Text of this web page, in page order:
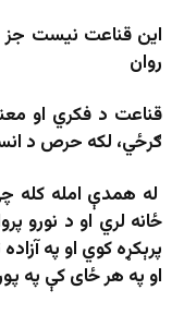
این قناعت نیست جز
روان
قناعت د فکري او
ګرځي، لکه حرص د
له همدې امله کله
ځانه لري او د نورو
پرېکړه کوي او په
او په هر ځای کې په